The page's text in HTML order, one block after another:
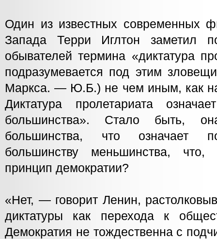
Один из известных современных
Запада Терри Иглтон заметил
обывателей термина «диктатура
подразумевается под этим
Маркса. — Ю.Б.) не чем иным, как
Диктатура пролетариата
большинства». Стало быть,
большинства, что означает
большинству меньшинства,
принцип демократии?
«Нет, — говорит Ленин,
диктатуры как перехода к
Демократия не тождественна с